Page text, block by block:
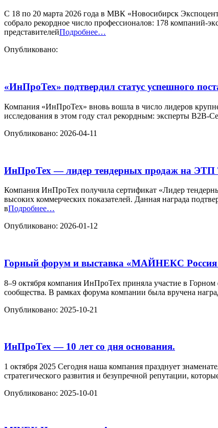
С 18 по 20 марта 2026 года в МВК «Новосибирск
собрало рекордное число профессионалов: 178 компаний-
представителейПодробнее…
Опубликовано:
«ИнПроТех» подтвердил статус успешного
Компания «ИнПроТех» вновь вошла в число лидеров
исследования в этом году стал рекордным: эксперты B2B-
Опубликовано: 2026-04-11
ИнПроТех — лидер тендерных продаж на ЭТП
Компания ИнПроТех получила сертификат «Лидер
высоких коммерческих показателей. Данная награда
вПодробнее…
Опубликовано: 2026-01-12
Горный форум и выставка «МАЙНЕКС Россия
8–9 октября компания ИнПроТех приняла участие в
сообщества. В рамках форума компании была вручена
Опубликовано: 2025-10-21
ИнПроТех — 10 лет со дня основания.
1 октября 2025 Сегодня наша компания празднует
стратегического развития и безупречной репутации,
Опубликовано: 2025-10-01